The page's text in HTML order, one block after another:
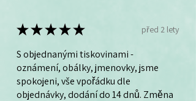
★★★★★ před 2 lety
S objednanými tiskovinami -
oznámení, obálky, jmenovky, jsme
spokojeni, vše vpořádku dle
objednávky, dodání do 14 dnů. Změna